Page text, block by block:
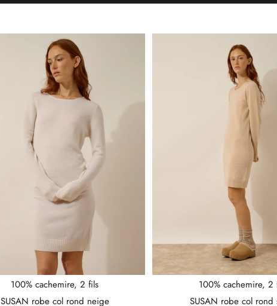
100% cachemire, 2 fils
SUSAN robe col rond neige
100% cachemire, 2
SUSAN robe col rond